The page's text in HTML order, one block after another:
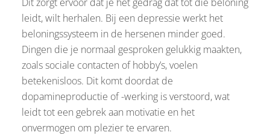
leidt, wilt herhalen. Bij een depressie werkt het
beloningssysteem in de hersenen minder goed.
Dingen die je normaal gesproken gelukkig maakten,
zoals sociale contacten of hobby’s, voelen
betekenisloos. Dit komt doordat de
dopamineproductie of -werking is verstoord, wat
leidt tot een gebrek aan motivatie en het
onvermogen om plezier te ervaren.